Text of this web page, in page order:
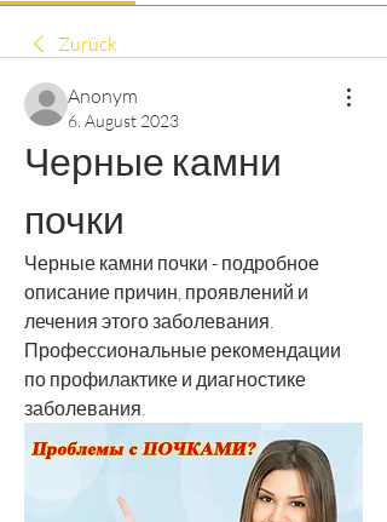
Zurück
Anonym
6. August 2023
Черные камни
почки
Черные камни почки - подробное
описание причин, проявлений и
лечения этого заболевания.
Профессиональные рекомендации
по профилактике и диагностике
заболевания.